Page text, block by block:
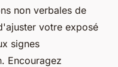
non verbales de
votre exposé
signes
Encouragez